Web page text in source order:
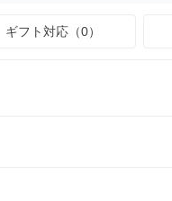
ギフト対応（0）